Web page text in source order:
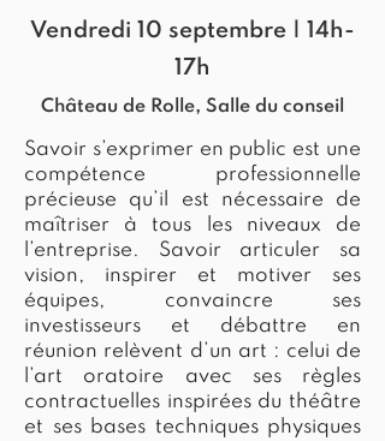
Vendredi 10 septembre | 14h-
17h
Château de Rolle, Salle du conseil
​Savoir s’exprimer en public est une
compétence professionnelle
précieuse qu’il est nécessaire de
maîtriser à tous les niveaux de
l’entreprise. Savoir articuler sa
vision, inspirer et motiver ses
équipes, convaincre ses
investisseurs et débattre en
réunion relèvent d’un art : celui de
l’art oratoire avec ses règles
contractuelles inspirées du théâtre
et ses bases techniques physiques